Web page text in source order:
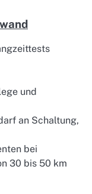
und
an Schaltung,
bei
30 bis 50 km